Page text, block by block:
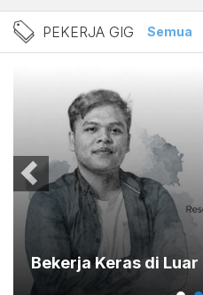
BeritaPEKERJA GIG Semua
Bekerja Keras di